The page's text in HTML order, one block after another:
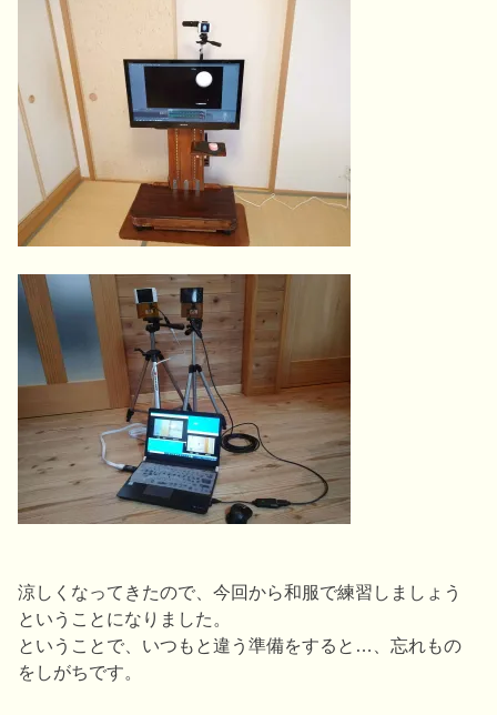
涼しくなってきたので、今回から和服で練習しましょう
ということになりました。
ということで、いつもと違う準備をすると…、忘れもの
をしがちです。